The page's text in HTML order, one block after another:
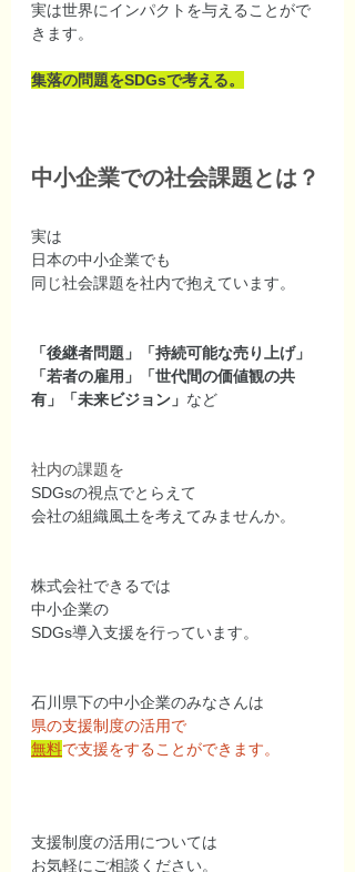
実は世界にインパクトを与えることがで
きます。
集落の問題をSDGsで考える。
中小企業での社会課題とは？
実は
日本の中小企業でも
同じ社会課題を社内で抱えています。
「後継者問題」「持続可能な売り上げ」
「若者の雇用」「世代間の価値観の共
有」「未来ビジョン」 など
社内の課題を
SDGsの視点でとらえて
会社の組織風土を考えてみませんか。
株式会社できるでは
中小企業の
SDGs導入支援を行っています。
石川県下の中小企業のみなさんは
県の支援制度の活用で
無料で支援をすることができます。
支援制度の活用については
お気軽にご相談ください。